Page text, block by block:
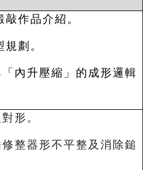
作品介紹。
劃。
內升壓縮」的成形邏輯
形。
整器形不平整及消除鎚